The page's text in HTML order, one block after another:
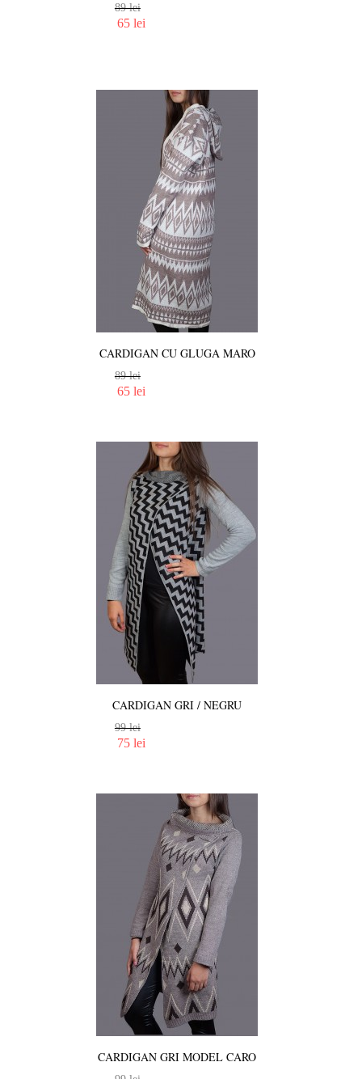
89 lei
65 lei
CARDIGAN CU GLUGA MARO
89 lei
65 lei
CARDIGAN GRI / NEGRU
99 lei
75 lei
CARDIGAN GRI MODEL CARO